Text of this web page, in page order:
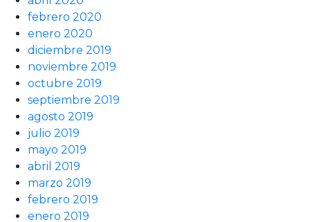
febrero 2020
enero 2020
diciembre 2019
noviembre 2019
octubre 2019
septiembre 2019
agosto 2019
julio 2019
mayo 2019
abril 2019
marzo 2019
febrero 2019
enero 2019